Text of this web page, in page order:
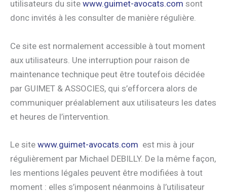
utilisateurs du site www.guimet-avocats.com sont
donc invités à les consulter de manière régulière.
Ce site est normalement accessible à tout moment
aux utilisateurs. Une interruption pour raison de
maintenance technique peut être toutefois décidée
par GUIMET & ASSOCIES, qui s’efforcera alors de
communiquer préalablement aux utilisateurs les dates
et heures de l’intervention.
Le site www.guimet-avocats.com est mis à jour
régulièrement par Michael DEBILLY. De la même façon,
les mentions légales peuvent être modifiées à tout
moment : elles s’imposent néanmoins à l’utilisateur